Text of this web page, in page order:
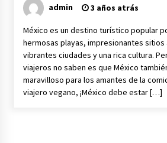
el Mundo Empresarial
3 años atrás
Viajar en moto por
3 años atrás
admin 3 años atrás
México es un destino turístico popular
hermosas playas, impresionantes
vibrantes ciudades y una rica cultura.
viajeros no saben es que México
maravilloso para los amantes de la
viajero vegano, ¡México debe estar […]